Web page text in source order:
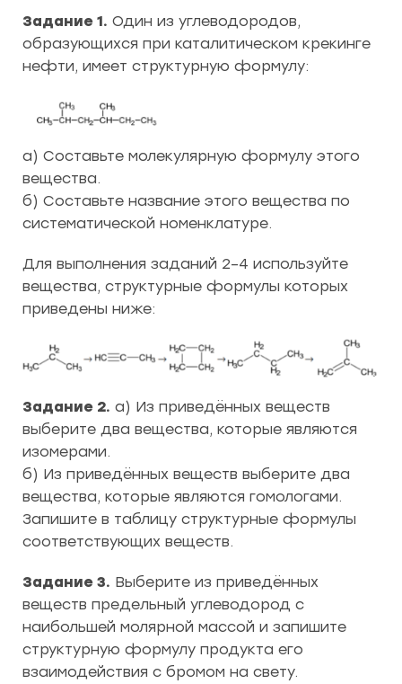
Задание 1. Один из углеводородов,
образующихся при каталитическом крекинге
нефти, имеет структурную формулу:
а) Составьте молекулярную формулу этого
вещества.
б) Составьте название этого вещества по
систематической номенклатуре.
Для выполнения заданий 2–4 используйте
вещества, структурные формулы которых
приведены ниже:
Задание 2. а) Из приведённых веществ
выберите два вещества, которые являются
изомерами.
б) Из приведённых веществ выберите два
вещества, которые являются гомологами.
Запишите в таблицу структурные формулы
соответствующих веществ.
Задание 3. Выберите из приведённых
веществ предельный углеводород с
наибольшей молярной массой и запишите
структурную формулу продукта его
взаимодействия с бромом на свету.